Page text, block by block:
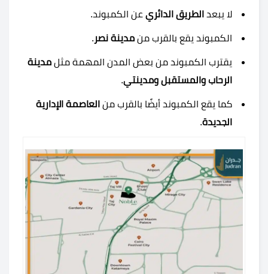
لا يبعد الطريق الدائري عن الكمبوند.
الكمبوند يقع بالقرب من مدينة نصر .
يقترب الكمبوند من بعض المدن المهمة مثل مدينة
الرحاب والمستقبل ومدينتي.
كما يقع الكمبوند أيضًا بالقرب من العاصمة الإدارية
الجديدة.